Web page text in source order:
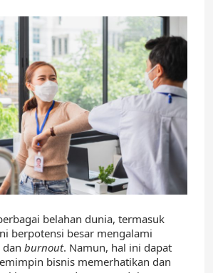
belahan dunia, termasuk
berpotensi besar mengalami
burnout. Namun, hal ini dapat
bisnis memerhatikan dan